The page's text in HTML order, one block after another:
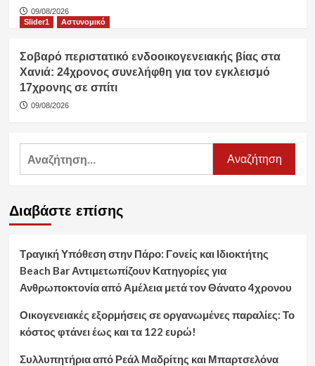
09/08/2026
Slider1
Αστυνομικό
Σοβαρό περιστατικό ενδοοικογενειακής βίας στα
Χανιά: 24χρονος συνελήφθη για τον εγκλεισμό
17χρονης σε σπίτι
09/08/2026
Διαβάστε επίσης
Τραγική Υπόθεση στην Πάρο: Γονείς και Ιδιοκτήτης
Beach Bar Αντιμετωπίζουν Κατηγορίες για
Ανθρωποκτονία από Αμέλεια μετά τον Θάνατο 4χρονου
Οικογενειακές εξορμήσεις σε οργανωμένες παραλίες: Το
κόστος φτάνει έως και τα 122 ευρώ!
Συλλυπητήρια από Ρεάλ Μαδρίτης και Μπαρτσελόνα